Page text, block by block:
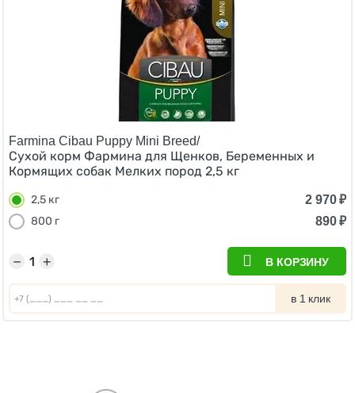
Farmina Cibau Puppy Mini Breed/
Сухой корм Фармина для Щенков, Беременных и
Кормящих собак Мелких пород 2,5 кг
2,5 кг 2 970₽
800 г
890₽
+
− В КОРЗИНУ
в 1 клик